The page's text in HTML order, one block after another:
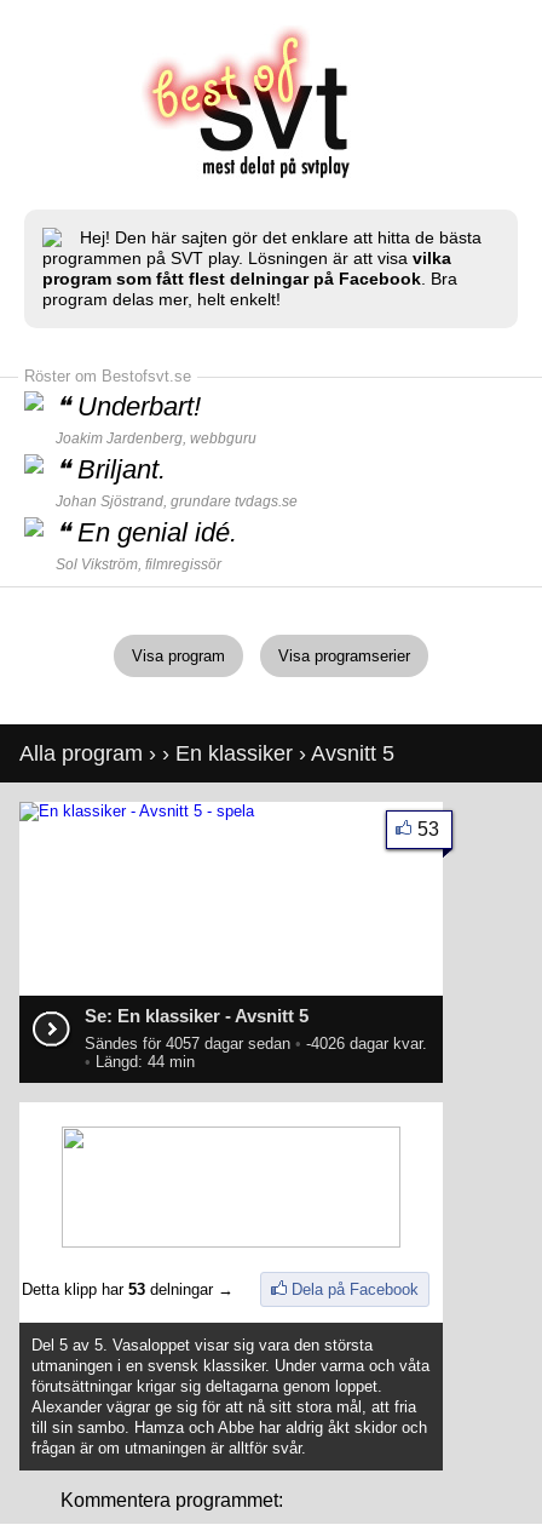
Hej! Den här sajten gör det enklare att hitta de bästa
programmen på SVT play. Lösningen är att visa vilka
program som fått flest delningar på Facebook . Bra
program delas mer, helt enkelt!
Röster om Bestofsvt.se
❝ Underbart!
Joakim Jardenberg, webbguru
❝Briljant.
Johan Sjöstrand, grundare tvdags.se
❝En genial idé.
Sol Vikström, filmregissör
Visa program Visa programserier
Alla program › › En klassiker › Avsnitt 5
Se: En klassiker - Avsnitt 5
Sändes för 4057 dagar sedan • -4026 dagar kvar.
• Längd: 44 min
53
Detta klipp har 53delningar → Dela på Facebook
Del 5 av 5. Vasaloppet visar sig vara den största
utmaningen i en svensk klassiker. Under varma och våta
förutsättningar krigar sig deltagarna genom loppet.
Alexander vägrar ge sig för att nå sitt stora mål, att fria
till sin sambo. Hamza och Abbe har aldrig åkt skidor och
frågan är om utmaningen är alltför svår.
Kommentera programmet: